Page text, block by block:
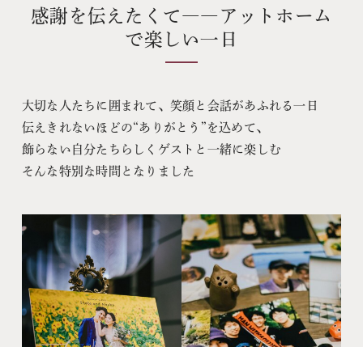
感謝を伝えたくて――アットホーム
で楽しい一日
大切な人たちに囲まれて、笑顔と会話があふれる一日
伝えきれないほどの“ありがとう”を込めて、
飾らない自分たちらしくゲストと一緒に楽しむ
そんな特別な時間となりました